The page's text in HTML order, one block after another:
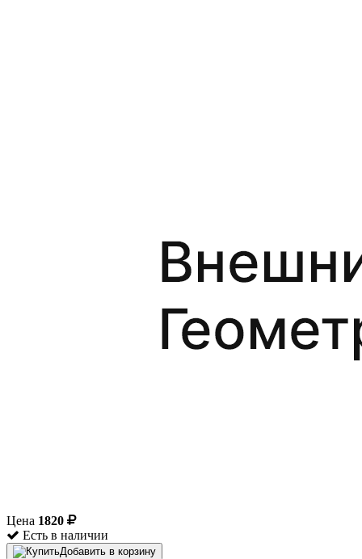
Цена 1820
Есть в наличии
Добавить в корзину